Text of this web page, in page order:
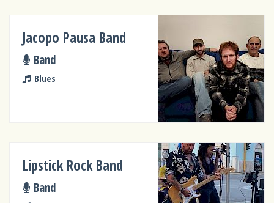
Jacopo Pausa Band
Band
Blues
Lipstick Rock Band
Band